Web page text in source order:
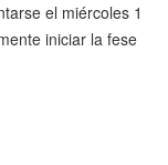
el miércoles 1
iniciar la fese